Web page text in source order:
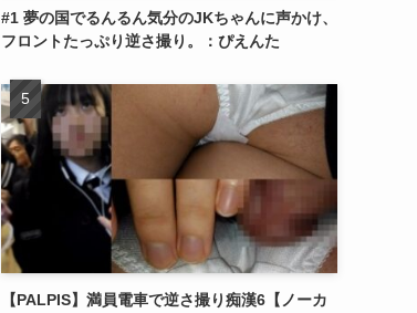
#1 夢の国でるんるん気分のJKちゃんに声かけ、
フロントたっぷり逆さ撮り。：ぴえんた
【PALPIS】満員電車で逆さ撮り痴漢6【ノーカ